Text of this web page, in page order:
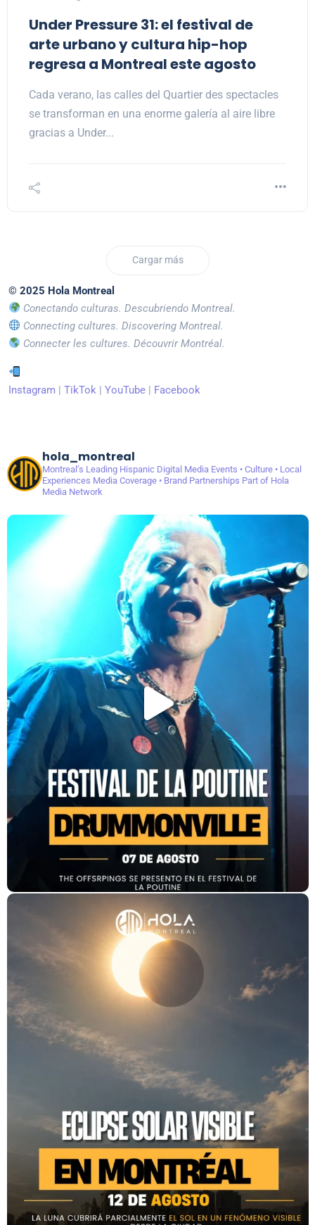
Under Pressure 31: el festival de
arte urbano y cultura hip-hop
regresa a Montreal este agosto
Cada verano, las calles del Quartier des spectacles
se transforman en una enorme galería al aire libre
gracias a Under...
Cargar más
© 2025 Hola Montreal
Conectando culturas. Descubriendo Montreal.
Connecting cultures. Discovering Montreal.
Connecter les cultures. Découvrir Montréal.
Instagram | TikTok | YouTube | Facebook
hola_montreal
Montreal’s Leading Hispanic Digital Media Events • Culture • Local
Experiences Media Coverage • Brand Partnerships Part of Hola
Media Network